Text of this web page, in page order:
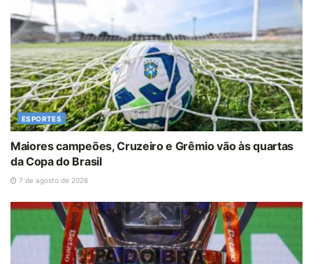
ESPORTES
Maiores campeões, Cruzeiro e Grêmio vão às quartas
da Copa do Brasil
7 de agosto de 2026